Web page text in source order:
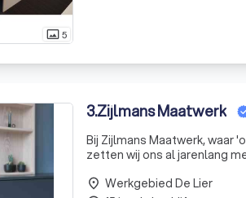
photo_size_select_actual5
3.Zijlmans Maatwerk
Bij Zijlmans Maatwerk, waar
zetten wij ons al jarenlang
place Werkgebied De Lier